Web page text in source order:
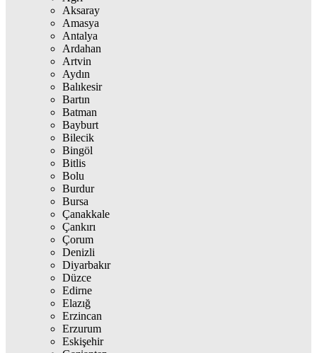
Aksaray
Amasya
Antalya
Ardahan
Artvin
Aydın
Balıkesir
Bartın
Batman
Bayburt
Bilecik
Bingöl
Bitlis
Bolu
Burdur
Bursa
Çanakkale
Çankırı
Çorum
Denizli
Diyarbakır
Düzce
Edirne
Elazığ
Erzincan
Erzurum
Eskişehir